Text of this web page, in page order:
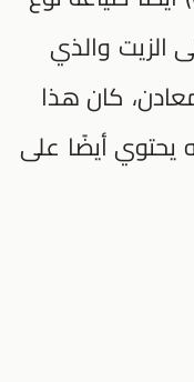
الزيت والذي
كان هذا
يحتوي أيضًا على